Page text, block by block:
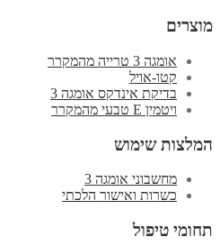
מוצרים
אומגה 3 טרייה מהמקרר
קטו-אויל
בדיקת אינדקס אומגה 3
ויטמין E טבעי מהמקרר
המלצות שימוש
מחשבוני אומגה 3
כשרות ואישור הלכתי
תחומי טיפול